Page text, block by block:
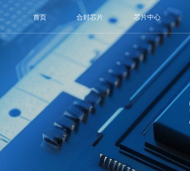
首页 合封芯片 芯片中心